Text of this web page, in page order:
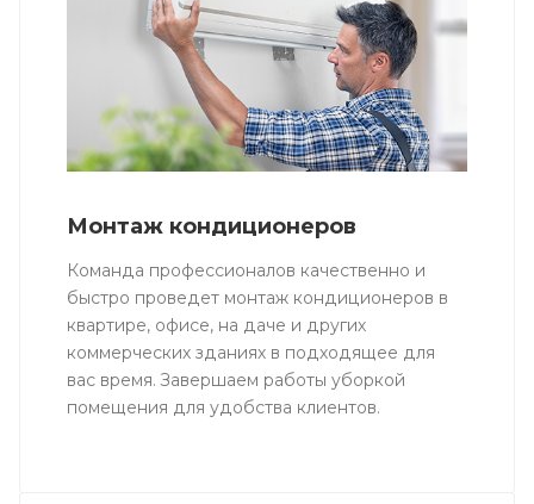
Монтаж кондиционеров
Команда профессионалов качественно и
быстро проведет монтаж кондиционеров в
квартире, офисе, на даче и других
коммерческих зданиях в подходящее для
вас время. Завершаем работы уборкой
помещения для удобства клиентов.